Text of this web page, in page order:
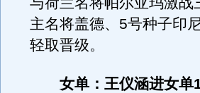
主名将盖德、5号种子印
轻取晋级。
女单：王仪涵进女单